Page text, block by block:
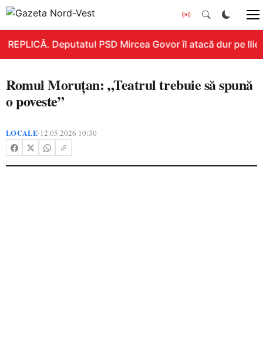
REPLICĂ. Deputatul PSD Mircea Govor îl atacă dur pe
Romul Moruțan: „Teatrul trebuie să spună
o poveste”
LOCALE•12.05.2026 10:30